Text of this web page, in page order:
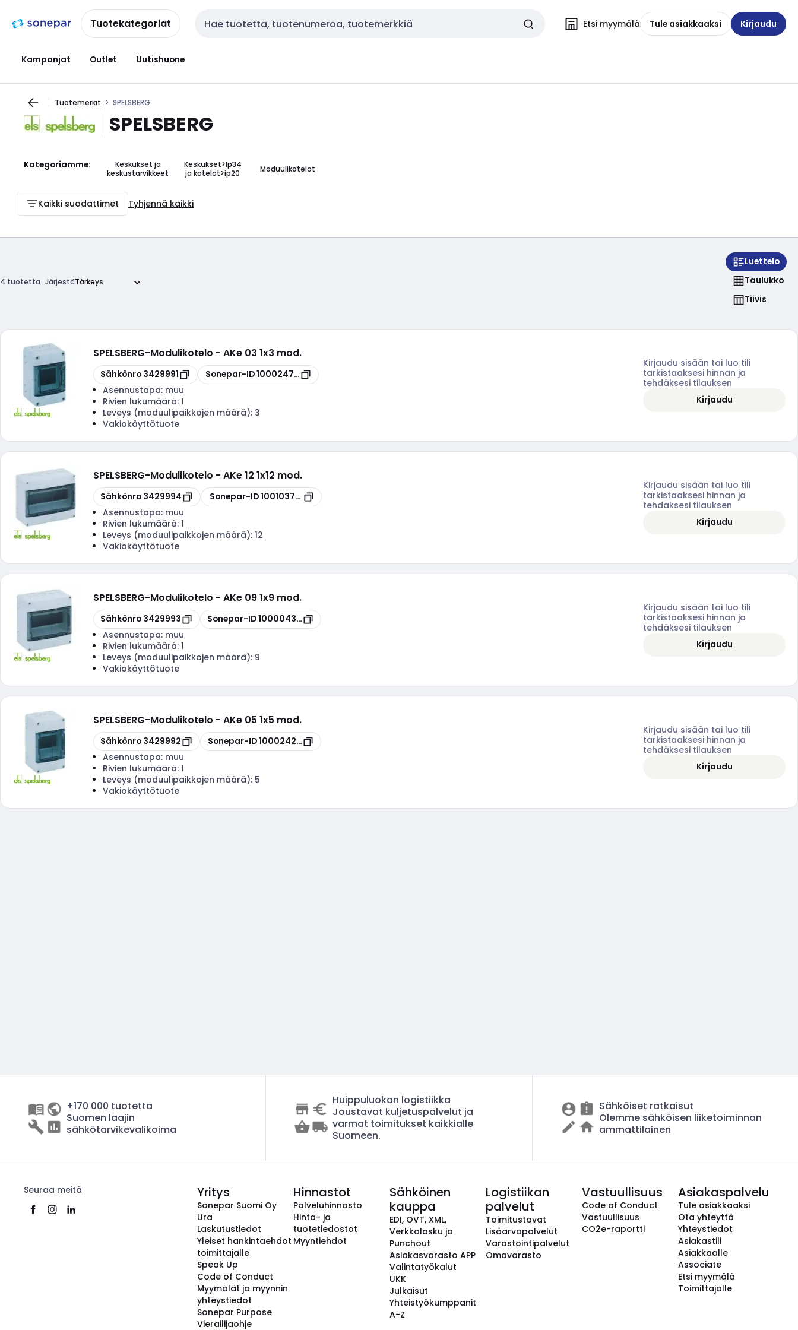
navigointiinsisältöönTuotekategoriat Haku Etsi myymälä Tule asiakkaaksi Kirjaudu
Kampanjat Outlet Uutishuone
Tuotemerkit SPELSBERG
SPELSBERG
Kategoriamme:
Keskukset ja
keskustarvikkeet
Keskukset>Ip34
ja kotelot>ip20
Moduulikotelot
Kaikki suodattimet Tyhjennä kaikki
4 tuotetta Järjestä
Luettelo
Taulukko
Tiivis
SPELSBERG-Modulikotelo - AKe 03 1x3 mod.
Kopioi
Sähkönro 3429991 Kopioi
Sonepar-ID100024750
Asennustapa: muu
Rivien lukumäärä: 1
Leveys (moduulipaikkojen määrä): 3
Vakiokäyttötuote
Kirjaudu sisään tai luo tili
tarkistaaksesi hinnan ja
tehdäksesi tilauksen
Kirjaudu
SPELSBERG-Modulikotelo - AKe 12 1x12 mod.
Kopioi
Sähkönro 3429994 Kopioi
Sonepar-ID100103788
Asennustapa: muu
Rivien lukumäärä: 1
Leveys (moduulipaikkojen määrä): 12
Vakiokäyttötuote
Kirjaudu sisään tai luo tili
tarkistaaksesi hinnan ja
tehdäksesi tilauksen
Kirjaudu
SPELSBERG-Modulikotelo - AKe 09 1x9 mod.
Kopioi
Sähkönro 3429993 Kopioi
Sonepar-ID100004366
Asennustapa: muu
Rivien lukumäärä: 1
Leveys (moduulipaikkojen määrä): 9
Vakiokäyttötuote
Kirjaudu sisään tai luo tili
tarkistaaksesi hinnan ja
tehdäksesi tilauksen
Kirjaudu
SPELSBERG-Modulikotelo - AKe 05 1x5 mod.
Kopioi
Sähkönro 3429992 Kopioi
Sonepar-ID100024279
Asennustapa: muu
Rivien lukumäärä: 1
Leveys (moduulipaikkojen määrä): 5
Vakiokäyttötuote
Kirjaudu sisään tai luo tili
tarkistaaksesi hinnan ja
tehdäksesi tilauksen
Kirjaudu
+170 000 tuotetta
Suomen laajin
sähkötarvikevalikoima
Huippuluokan logistiikka
Joustavat kuljetuspalvelut ja
varmat toimitukset kaikkialle
Suomeen.
Sähköiset ratkaisut
Olemme sähköisen liiketoiminnan
ammattilainen
Seuraa meitä Yritys
Sonepar Suomi Oy
Ura
Laskutustiedot
Yleiset hankintaehdot
toimittajalle
Speak Up
Code of Conduct
Myymälät ja myynnin
yhteystiedot
Sonepar Purpose
Vierailijaohje
Hinnastot
Palveluhinnasto
Hinta- ja
tuotetiedostot
Myyntiehdot
Sähköinen
kauppa
EDI, OVT, XML,
Verkkolasku ja
Punchout
Asiakasvarasto APP
Valintatyökalut
UKK
Julkaisut
Yhteistyökumppanit
A-Z
Logistiikan
palvelut
Toimitustavat
Lisäarvopalvelut
Varastointipalvelut
Omavarasto
Vastuullisuus
Code of Conduct
Vastuullisuus
CO2e-raportti
Asiakaspalvelu
Tule asiakkaaksi
Ota yhteyttä
Yhteystiedot
Asiakastili
Asiakkaalle
Associate
Etsi myymälä
Toimittajalle